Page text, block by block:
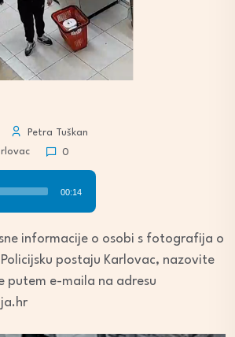
Petra Tuškan
0
00:14
informacije o osobi s fotografija o
postaju Karlovac, nazovite
putem e-maila na adresu